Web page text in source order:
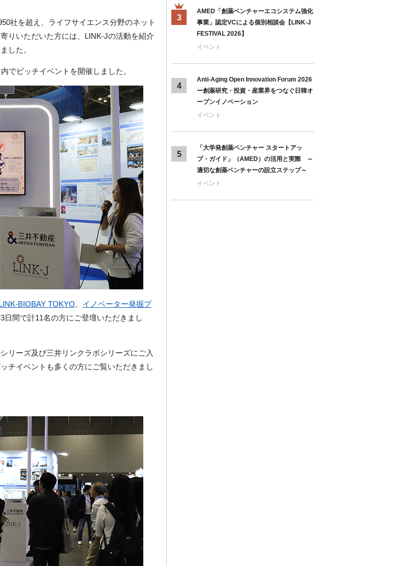
社を超え、ライフサイエンス分野のネット
りいただいた方には、LINK-Jの活動を紹介
した。
でピッチイベントを開催しました。
BIOBAY TOKYO
イノベーター発掘プ
間で計11名の方にご登壇いただきまし
リーズ及び三井リンクラボシリーズにご入
チイベントも多くの方にご覧いただきまし
3
AMED「創薬ベンチャーエコシステム強化
事業」認定VCによる個別相談会【LINK-J
FESTIVAL 2026】
イベント
4
Anti-Aging Open Innovation Forum 2026
ー創薬研究・投資・産業界をつなぐ日韓オ
ープンイノベーション
イベント
5
「大学発創薬ベンチャー スタートアッ
プ・ガイド」（AMED）の活用と実際 ～
適切な創薬ベンチャーの設立ステップ～
イベント